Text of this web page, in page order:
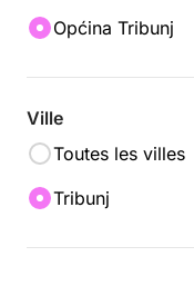
Općina Tribunj
Ville
Toutes les villes
Tribunj